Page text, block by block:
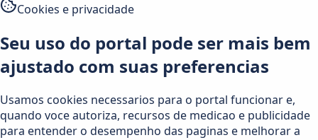
Cookies e privacidade
Seu uso do portal pode ser mais bem
ajustado com suas preferencias
Usamos cookies necessarios para o portal funcionar e,
quando voce autoriza, recursos de medicao e publicidade
para entender o desempenho das paginas e melhorar a